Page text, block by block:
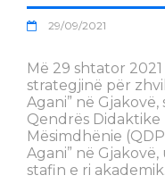
29/09/2021
Më 29 shtator
strategjinë për
Agani” në
Qendrës Didaktike
Mësimdhënie
Agani” në
stafin e ri akademik.